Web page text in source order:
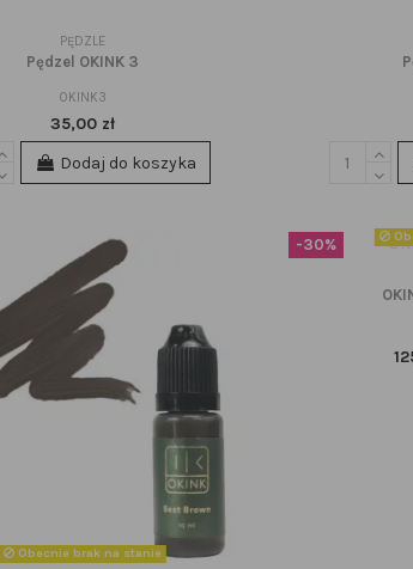
PĘDZLE
Pędzel OKINK 3
OKINK3
35,00 zł
Dodaj do koszyka
Obecnie brak na stanie
-30%